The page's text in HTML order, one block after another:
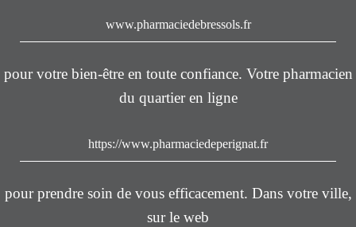
www.pharmaciedebressols.fr
pour votre bien-être en toute confiance. Votre pharmacien
du quartier en ligne
https://www.pharmaciedeperignat.fr
pour prendre soin de vous efficacement. Dans votre ville,
sur le web